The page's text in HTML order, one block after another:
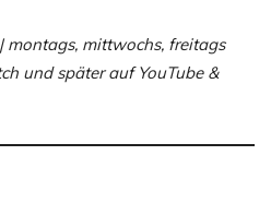
montags, mittwochs, freitags
und später auf YouTube &